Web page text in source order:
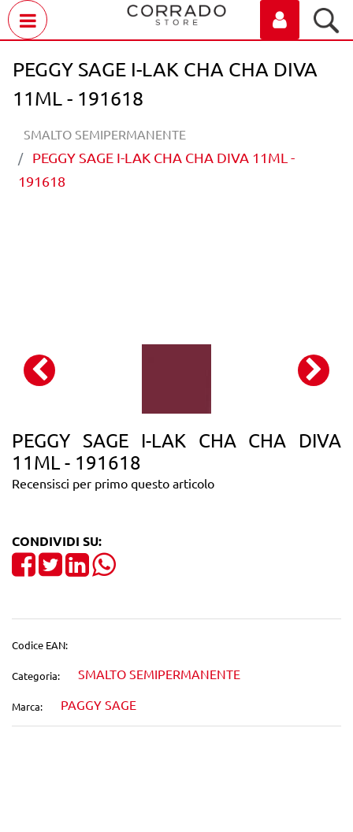
PEGGY SAGE I-LAK CHA CHA DIVA
11ML - 191618
SMALTO SEMIPERMANENTE
PEGGY SAGE I-LAK CHA CHA DIVA 11ML -
191618
PEGGY SAGE I-LAK CHA CHA DIVA
11ML - 191618
Recensisci per primo questo articolo
CONDIVIDI SU:
Share on Facebook
TweetShare on LinkedIn
Codice EAN:
Categoria: SMALTO SEMIPERMANENTE
Marca: PAGGY SAGE